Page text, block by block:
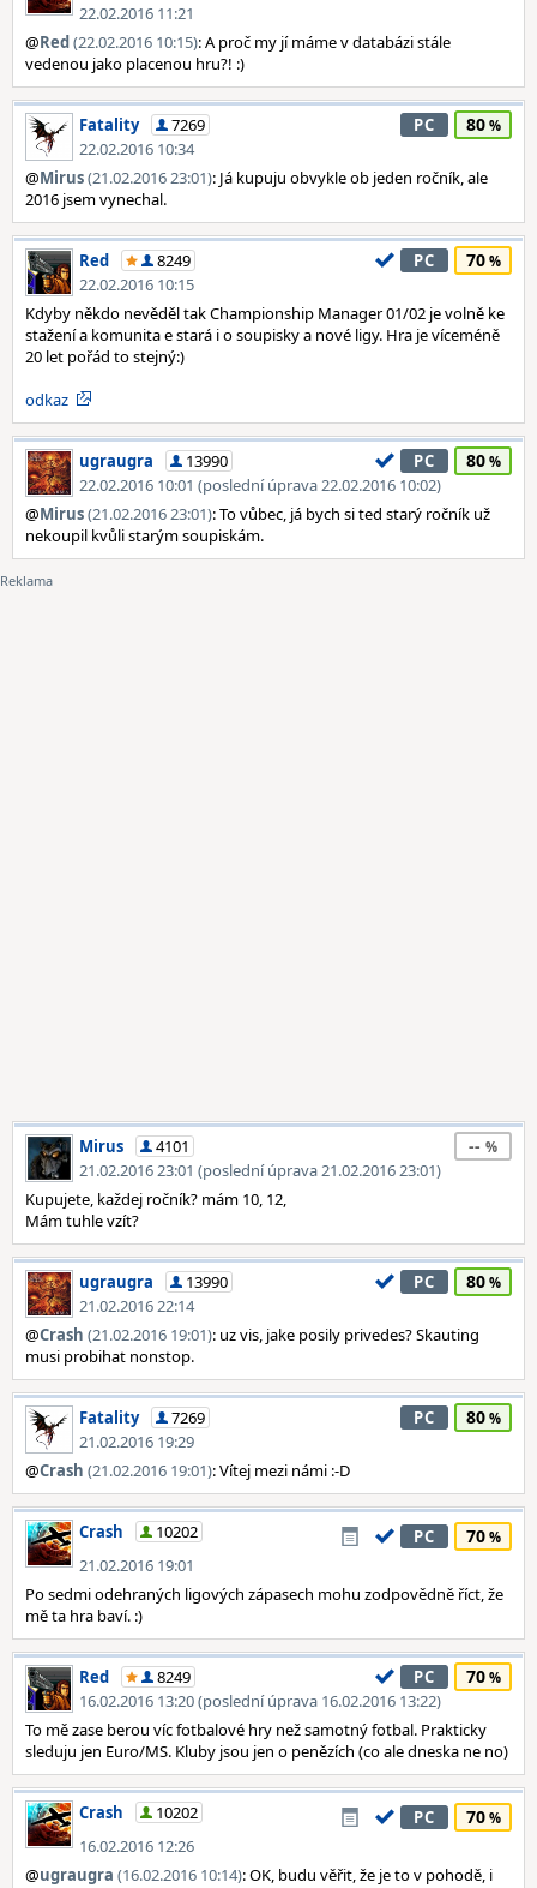
22.02.2016 11:21
@Red(22.02.2016 10:15): A proč my jí máme v databázi stále
vedenou jako placenou hru?! :)
Fatality
7269
22.02.2016 10:34
PC 80
@Mirus(21.02.2016 23:01): Já kupuju obvykle ob jeden ročník, ale
2016 jsem vynechal.
Red
8249
22.02.2016 10:15
PC 70
Kdyby někdo nevěděl tak Championship Manager 01/02 je volně ke
stažení a komunita e stará i o soupisky a nové ligy. Hra je víceméně
20 let pořád to stejný:)
odkaz
ugraugra
13990
22.02.2016 10:01 (poslední úprava 22.02.2016 10:02)
PC 80
@Mirus(21.02.2016 23:01): To vůbec, já bych si ted starý ročník už
nekoupil kvůli starým soupiskám.
Mirus
4101
21.02.2016 23:01 (poslední úprava 21.02.2016 23:01)
--
Kupujete, každej ročník? mám 10, 12,
Mám tuhle vzít?
ugraugra
13990
21.02.2016 22:14
PC 80
@Crash (21.02.2016 19:01): uz vis, jake posily privedes? Skauting
musi probihat nonstop.
Fatality
7269
21.02.2016 19:29
PC 80
@Crash (21.02.2016 19:01): Vítej mezi námi :-D
Crash
10202
21.02.2016 19:01
PC 70
Po sedmi odehraných ligových zápasech mohu zodpovědně říct, že
mě ta hra baví. :)
Red
8249
16.02.2016 13:20 (poslední úprava 16.02.2016 13:22)
PC 70
To mě zase berou víc fotbalové hry než samotný fotbal. Prakticky
sleduju jen Euro/MS. Kluby jsou jen o penězích (co ale dneska ne no)
Crash
10202
16.02.2016 12:26
PC 70
@ugraugra (16.02.2016 10:14): OK, budu věřit, že je to v pohodě, i